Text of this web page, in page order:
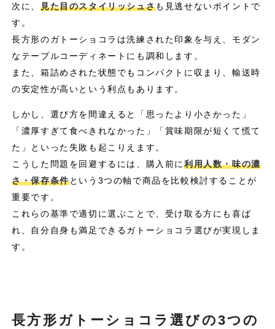
次に、 見た目のスタイリッシュさも見逃せないポイントで
す。
長方形のガトーショコラは洗練された印象を与え、モダン
なテーブルコーディネートにも調和します。
また、箱詰めされた状態でもコンパクトに収まり、輸送時
の安定性が高いという利点もあります。
しかし、選び方を間違えると「思ったより小さかった」
「濃厚すぎて食べきれなかった」「賞味期限が短くて慌て
た」といった失敗も起こりえます。
こうした問題を回避するには、購入前に 利用人数・味の濃
さ・保存条件という3つの軸で商品を比較検討することが
重要です。
これらの基準で適切に選ぶことで、受け取る方にも喜ば
れ、自分自身も満足できるガトーショコラ選びが実現しま
す。
長方形ガトーショコラ選びの3つの